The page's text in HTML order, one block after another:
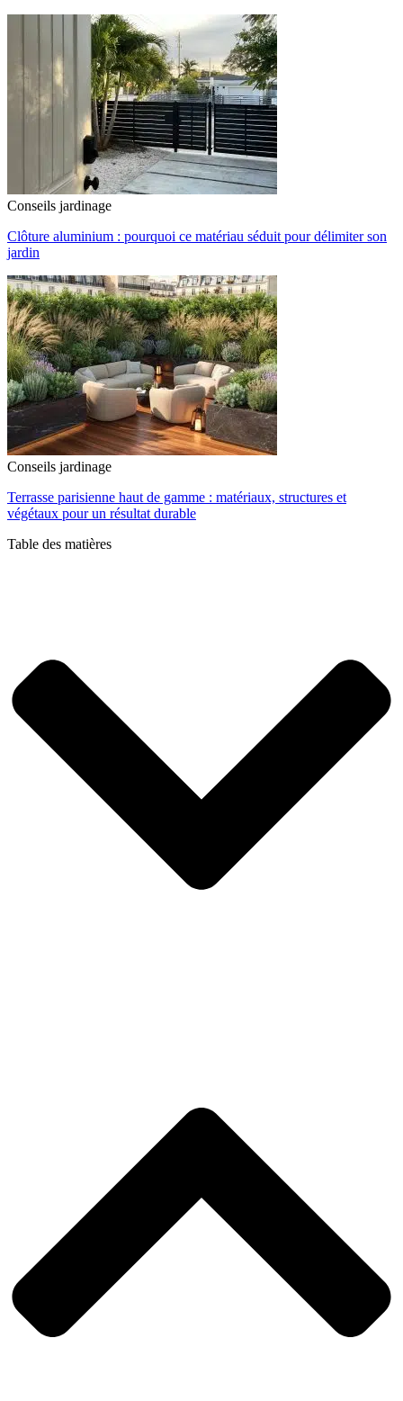
Conseils jardinage
Clôture aluminium : pourquoi ce matériau séduit pour délimiter son
jardin
Conseils jardinage
Terrasse parisienne haut de gamme : matériaux, structures et
végétaux pour un résultat durable
Table des matières